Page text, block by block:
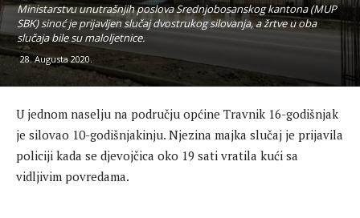
Ministarstvu unutrašnjih poslova Srednjobosanskog kantona (MUP
SBK) sinoć je prijavljen slučaj dvostrukog silovanja, a žrtve u oba
slučaja bile su maloljetnice.
28. Augusta 2020.
U jednom naselju na području općine Travnik 16-godišnjak
je silovao 10-godišnjakinju. Njezina majka slučaj je prijavila
policiji kada se djevojčica oko 19 sati vratila kući sa
vidljivim povredama.